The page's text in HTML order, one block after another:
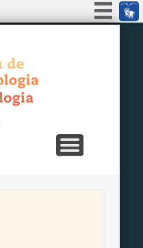
Acesso à informação
Legislação
MAE – Museu
Arqueologia
UFPR